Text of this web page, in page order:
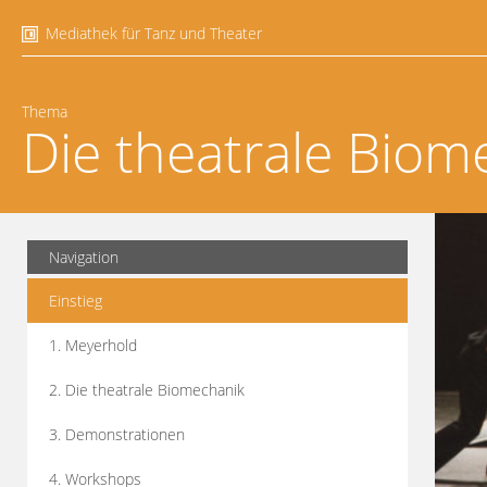
Mediathek für Tanz und Theater
Thema
Die theatrale
Navigation
Einstieg
1. Meyerhold
2. Die theatrale Biomechanik
3. Demonstrationen
4. Workshops